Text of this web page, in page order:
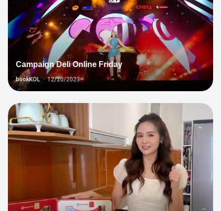
Campaign Deli Online Friday
bookKOL · 12/20/2023
7